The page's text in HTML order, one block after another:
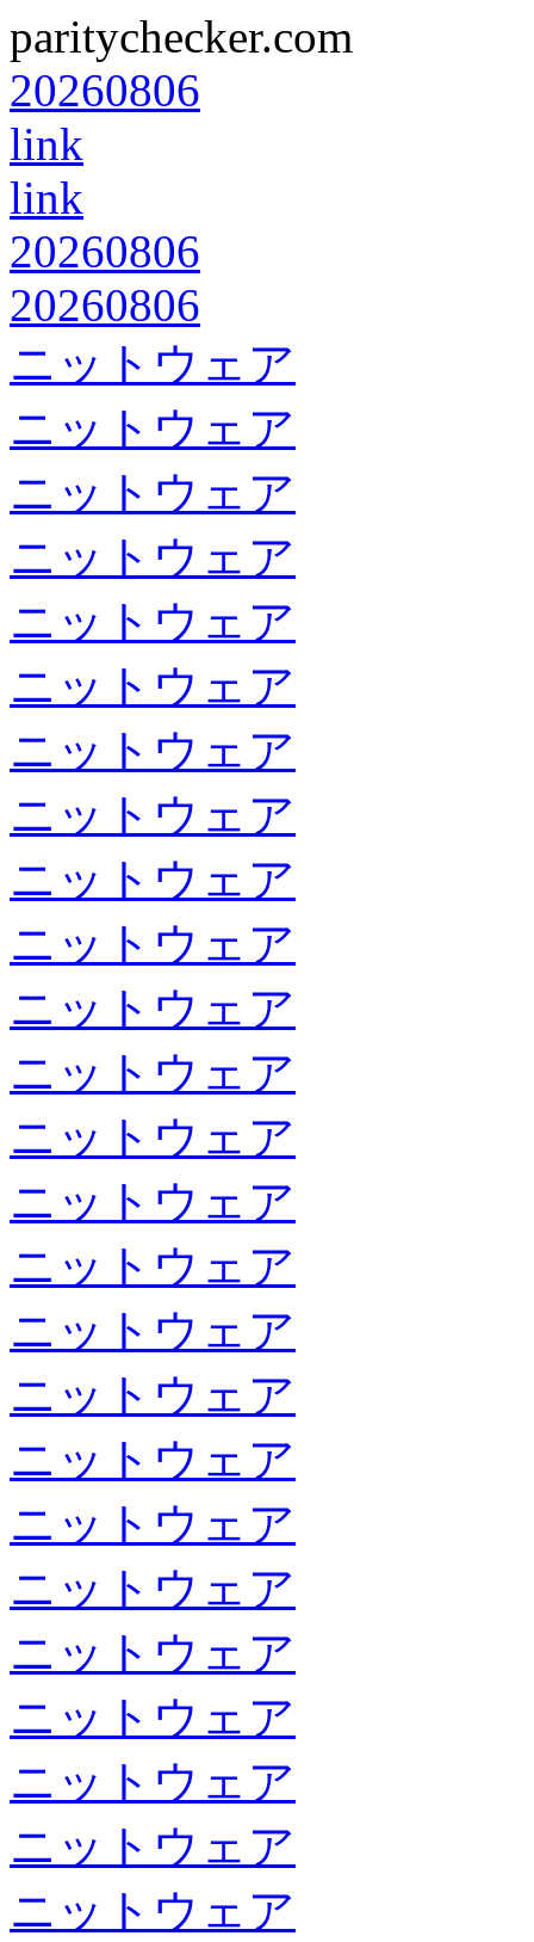
paritychecker.com
20260806
link
link
20260806
20260806
ニットウェア
ニットウェア
ニットウェア
ニットウェア
ニットウェア
ニットウェア
ニットウェア
ニットウェア
ニットウェア
ニットウェア
ニットウェア
ニットウェア
ニットウェア
ニットウェア
ニットウェア
ニットウェア
ニットウェア
ニットウェア
ニットウェア
ニットウェア
ニットウェア
ニットウェア
ニットウェア
ニットウェア
ニットウェア